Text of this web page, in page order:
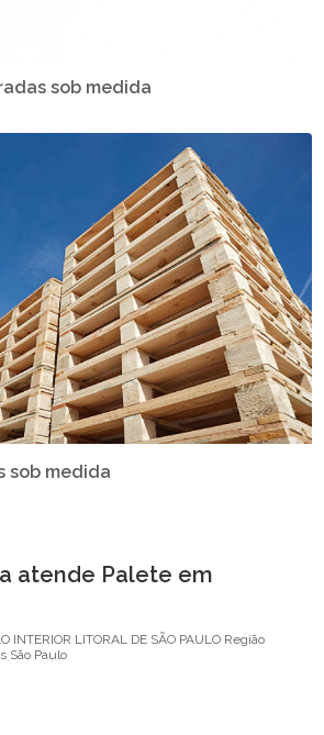
sob medida
sob medida
atende Palete em
INTERIOR LITORAL DE SÃO PAULO Região
São Paulo